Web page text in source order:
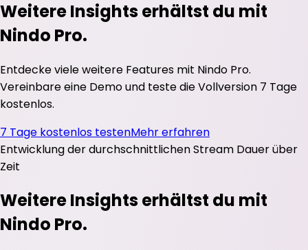
Weitere Insights erhältst du mit
Nindo Pro.
Entdecke viele weitere Features mit Nindo Pro.
Vereinbare eine Demo und teste die Vollversion 7 Tage
kostenlos.
7 Tage kostenlos testenMehr erfahren
Entwicklung der durchschnittlichenStream Dauerüber
Zeit
Weitere Insights erhältst du mit
Nindo Pro.